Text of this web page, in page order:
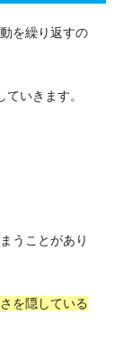
を繰り返すの
いきます。
うことがあり
を隠している